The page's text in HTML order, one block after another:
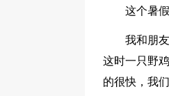
这个暑
我和朋
这时一只野
的很快，我